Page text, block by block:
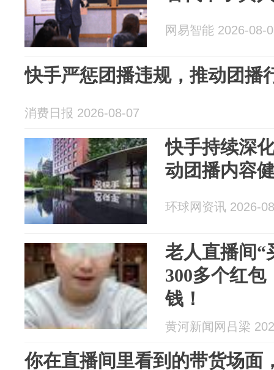
网易智能 2026-08-
快手严惩团播违规，推动团播
消费日报 2026-08-07
快手持续深
动团播内容
环球网资讯 2026-
老人直播间“
300多个红包
钱！
黄河新闻网吕梁
你在直播间里看到的带货场面